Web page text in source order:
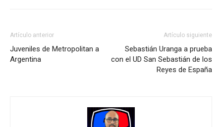
Artículo anterior
Juveniles de Metropolitan a
Argentina
Artículo siguiente
Sebastián Uranga a prueba
con el UD San Sebastián de los
Reyes de España